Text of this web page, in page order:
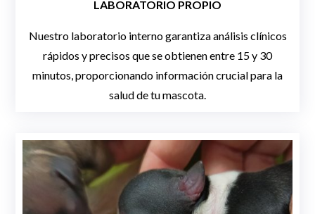
LABORATORIO PROPIO
Nuestro laboratorio interno garantiza análisis clínicos
rápidos y precisos que se obtienen entre 15 y 30
minutos, proporcionando información crucial para la
salud de tu mascota.